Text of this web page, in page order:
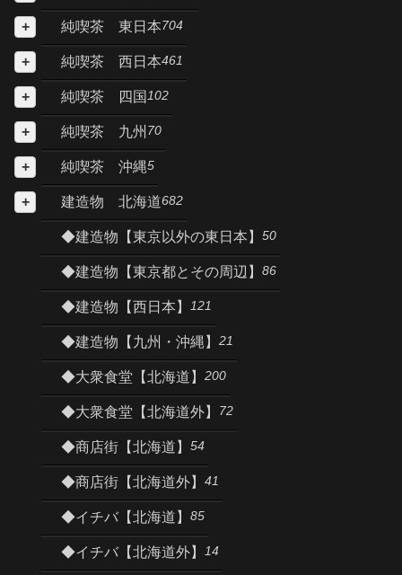
純喫茶 東日本704
純喫茶 西日本461
純喫茶 四国 102
純喫茶 九州 70
純喫茶 沖縄5
建造物 北海道682
◆建造物【東京以外の東日本】 50
◆建造物【東京都とその周辺】 86
◆建造物【西日本】 121
◆建造物【九州・沖縄】 21
◆大衆食堂【北海道】 200
◆大衆食堂【北海道外】 72
◆商店街【北海道】 54
◆商店街【北海道外】 41
◆イチバ【北海道】 85
◆イチバ【北海道外】 14